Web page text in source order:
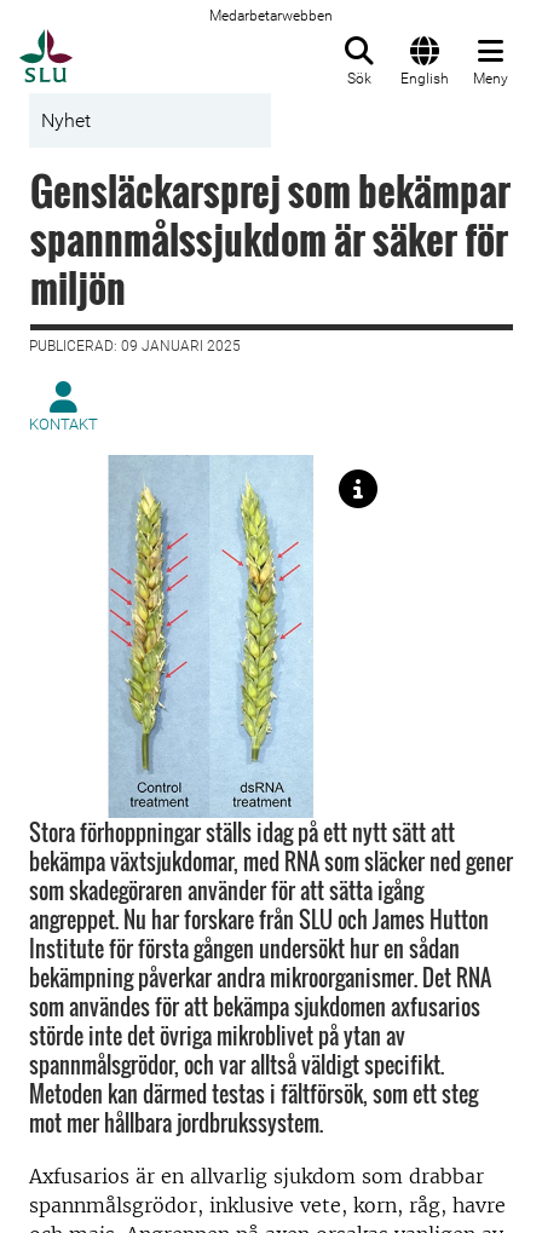
Medarbetarwebben
Sök English Meny
Nyhet
Gensläckarsprej som bekämpar
spannmålssjukdom är säker för
miljön
PUBLICERAD: 09 JANUARI 2025
KONTAKT
Stora förhoppningar ställs idag på ett nytt sätt att
bekämpa växtsjukdomar, med RNA som släcker ned gener
som skadegöraren använder för att sätta igång
angreppet. Nu har forskare från SLU och James Hutton
Institute för första gången undersökt hur en sådan
bekämpning påverkar andra mikroorganismer. Det RNA
som användes för att bekämpa sjukdomen axfusarios
störde inte det övriga mikroblivet på ytan av
spannmålsgrödor, och var alltså väldigt specifikt.
Metoden kan därmed testas i fältförsök, som ett steg
mot mer hållbara jordbrukssystem.
Axfusarios är en allvarlig sjukdom som drabbar
spannmålsgrödor, inklusive vete, korn, råg, havre